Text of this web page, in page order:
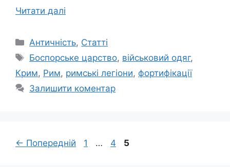
Читати далі
Категорії
Античність, Статті
Позначки
Боспорське царство, військовий одяг,
Крим, Рим, римські легіони, фортифікації
Залишити коментар
← Попередній Сторінка
1 … Сторінка
4 Сторінка
5